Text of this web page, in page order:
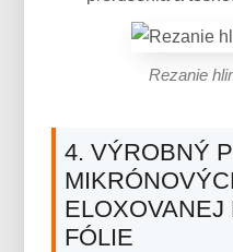
Rezanie
4. VÝROBNÝ
ELOXOVANEJ
FÓLIE